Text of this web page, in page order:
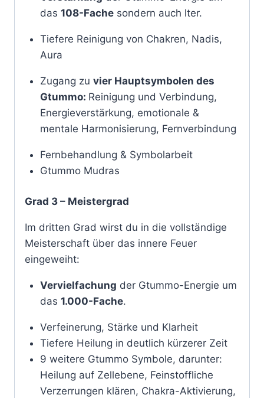
das 108-Fachesondern auch lter.
Tiefere Reinigung von Chakren, Nadis,
Aura
Zugang zu vier Hauptsymbolen des
Gtummo: Reinigung und Verbindung,
Energieverstärkung, emotionale &
mentale Harmonisierung, Fernverbindung
Fernbehandlung & Symbolarbeit
Gtummo Mudras
Grad 3 – Meistergrad
Im dritten Grad wirst du in die vollständige
Meisterschaft über das innere Feuer
eingeweiht:
Vervielfachung der Gtummo-Energie um
das 1.000-Fache.
Verfeinerung, Stärke und Klarheit
Tiefere Heilung in deutlich kürzerer Zeit
9 weitere Gtummo Symbole, darunter:
Heilung auf Zellebene, Feinstoffliche
Verzerrungen klären, Chakra-Aktivierung,